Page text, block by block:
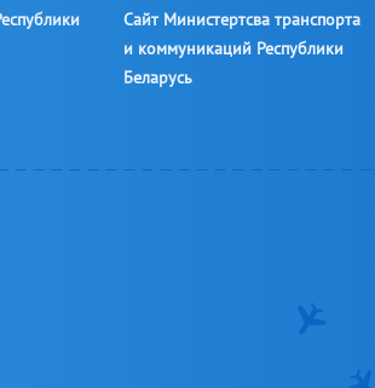
Сайт Министертсва транспорта
и коммуникаций Республики
Беларусь